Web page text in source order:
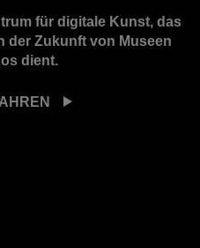
für digitale Kunst, das
der Zukunft von Museen
dient.